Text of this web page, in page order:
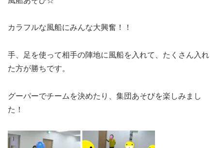
カラフルな風船にみんな大興奮！！
手、足を使って相手の陣地に風船を入れて、たくさん入れ
た方が勝ちです。
グーパーでチームを決めたり、集団あそびを楽しみまし
た！